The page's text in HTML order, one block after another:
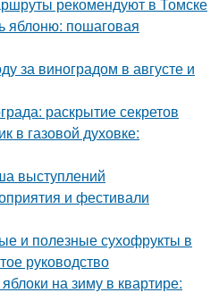
рекомендуют в Томске
яблоню: пошаговая
за виноградом в августе и
раскрытие секретов
в газовой духовке:
выступлений
и фестивали
и полезные сухофрукты в
руководство
на зиму в квартире: